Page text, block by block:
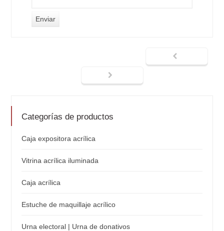
Categorías de productos
Caja expositora acrílica
Vitrina acrílica iluminada
Caja acrílica
Estuche de maquillaje acrílico
Urna electoral | Urna de donativos